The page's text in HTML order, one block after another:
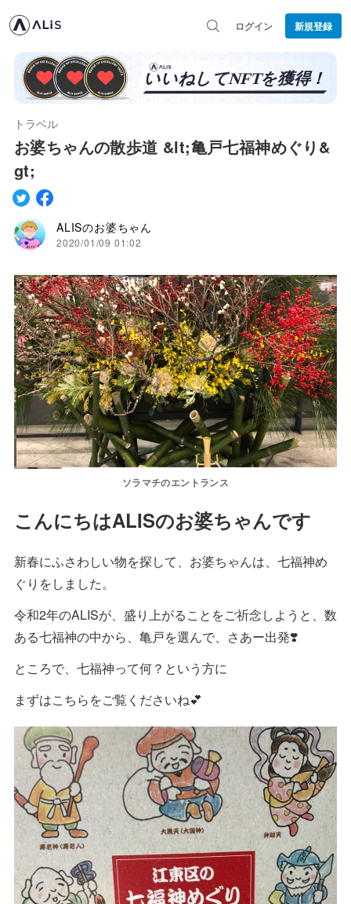
ログイン 新規登録
トラベル
お婆ちゃんの散歩道 &lt;亀戸七福神めぐり&
gt;
ALISのお婆ちゃん
2020/01/09 01:02
ソラマチのエントランス
こんにちはALISのお婆ちゃんです
新春にふさわしい物を探して、お婆ちゃんは、七福神め
ぐりをしました。
令和2年のALISが、盛り上がることをご祈念しようと、数
ある七福神の中から、亀戸を選んで、さあー出発❣️
ところで、七福神って何？という方に
まずはこちらをご覧くださいね💕